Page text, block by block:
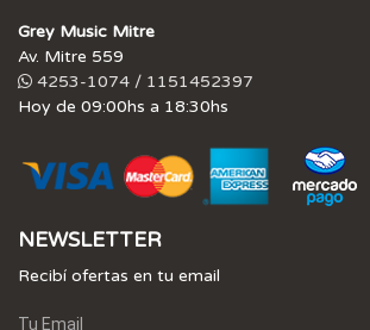
Grey Music Mitre
Av. Mitre 559
4253-1074 / 1151452397
Hoy de 09:00hs a 18:30hs
NEWSLETTER
Recibí ofertas en tu email